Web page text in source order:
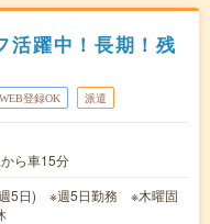
活躍中！長期！残
WEB登録OK 派遣
ら車15分
週5日) ※週5日勤務 ※木曜固